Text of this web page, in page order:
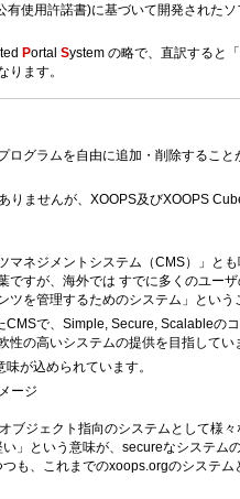
有使用許諾書)に基づいて開発された
Portal System の略で、直訳すると
ります。
ログラムを自由に追加・削除すること
りませんが、XOOPS及びXOOPS
マネジメントシステム（CMS）」と
ですが、海外では すでに多くのユー
ツを管理するためのシステム」という
CMSで、Simple, Secure, Scalableの
性の高いシステムの提供を目指してい
が込められています。
ージ
ブジェクト指向のシステムとして様
」という意味が、secureなシステム
つも、これまでのxoops.orgのシステ